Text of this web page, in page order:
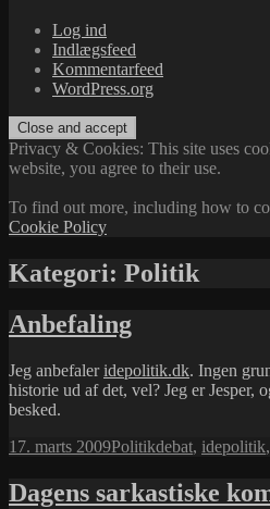
Log ind
Indlægsfeed
Kommentarfeed
WordPress.org
Privacy & Cookies: This site uses
website, you agree to their use.
To find out more, including how to
Cookie Policy
Kategori: Politik
Anbefaling
Jeg anbefaleridepolitik.dk. Ingen
historie ud af det, vel? Jeg er Jesper,
besked.
Udgivet
17. marts 2009Kategorier
PolitikTags
debat, idepolitik,
Dagens sarkastiske